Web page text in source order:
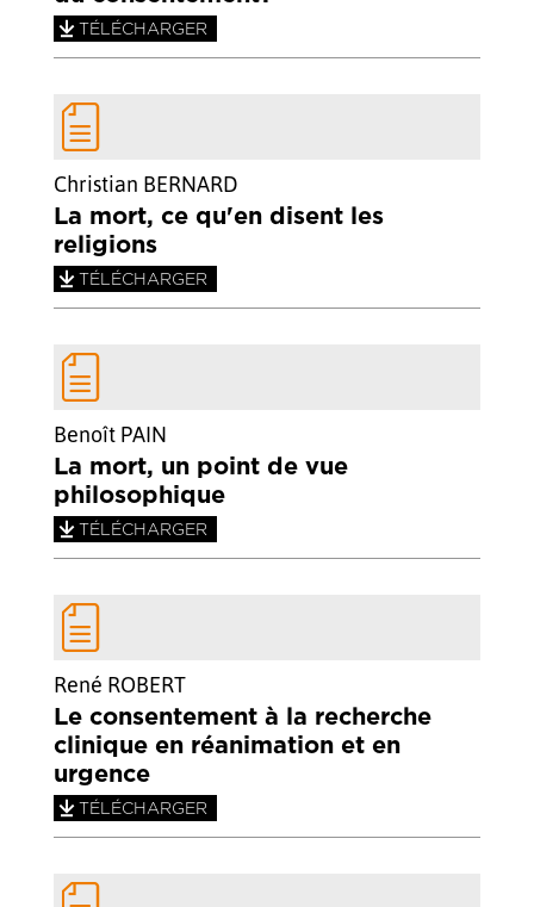
TÉLÉCHARGER
Christian BERNARD
La mort, ce qu'en disent les
religions
TÉLÉCHARGER
Benoît PAIN
La mort, un point de vue
philosophique
TÉLÉCHARGER
René ROBERT
Le consentement à la recherche
clinique en réanimation et en
urgence
TÉLÉCHARGER